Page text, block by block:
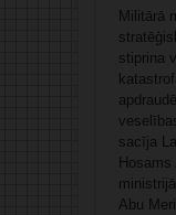
Militārā
stiprina
sacīja
Abu